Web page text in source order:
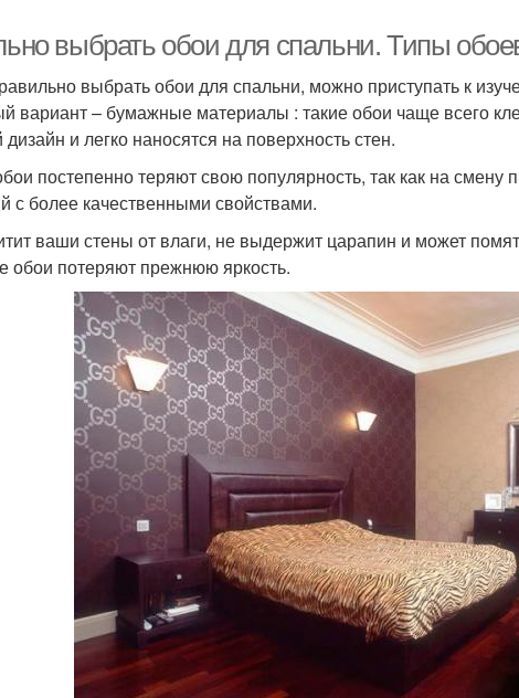
выбрать обои для спальни. Типы
выбрать обои для спальни, можно приступать к
– бумажные материалы : такие обои чаще всего
и легко наносятся на поверхность стен.
постепенно теряют свою популярность, так как на смену
с более качественными свойствами.
ваши стены от влаги, не выдержит царапин и может
обои потеряют прежнюю яркость.